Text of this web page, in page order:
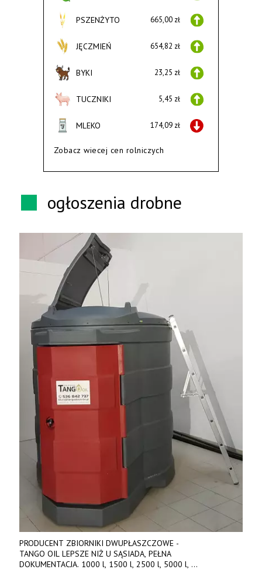
PSZENŻYTO 665,00 zł
JĘCZMIEŃ 654,82 zł
BYKI 23,25 zł
TUCZNIKI 5,45 zł
MLEKO 174,09 zł
Zobacz wiecej cen rolniczych
ogłoszenia drobne
PRODUCENT ZBIORNIKI DWUPŁASZCZOWE -
TANGO OIL LEPSZE NIŻ U SĄSIADA, PEŁNA
DOKUMENTACJA. 1000 l, 1500 l, 2500 l, 5000 l,